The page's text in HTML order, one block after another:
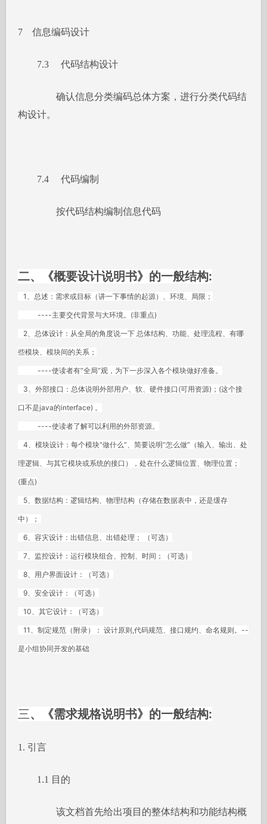
7 信息编码设计
7.3 代码结构设计
确认信息分类编码总体方案，进行分类代码结
构设计。
7.4 代码编制
按代码结构编制信息代码
二、《概要设计说明书》的一般结构:
1、总述：需求或目标（讲一下事情的起源）、环境、局限；
----主要交代背景与大环境。(非重点)
2、总体设计：从全局的角度说一下 总体结构、功能、处理流程、有哪
些模块、模块间的关系；
----使读者有“全局”观，为下一步深入各个模块做好准备。
3、外部接口：总体说明外部用户、软、硬件接口(可用资源)；(这个接
口不是java的interface) 。
----使读者了解可以利用的外部资源。
4、模块设计：每个模块“做什么”、简要说明“怎么做”（输入、输出、处
理逻辑、与其它模块或系统的接口），处在什么逻辑位置、物理位置；
(重点)
5、数据结构：逻辑结构、物理结构（存储在数据表中，还是缓存
中）；
6、容灾设计：出错信息、出错处理； （可选）
7、监控设计：运行模块组合、控制、时间；（可选）
8、用户界面设计：（可选）
9、安全设计：（可选）
10、其它设计：（可选）
11、制定规范（附录）： 设计原则,代码规范、接口规约、命名规则。--
是小组协同开发的基础
三、《需求规格说明书》的一般结构:
1. 引言
1.1 目的
该文档首先给出项目的整体结构和功能结构概